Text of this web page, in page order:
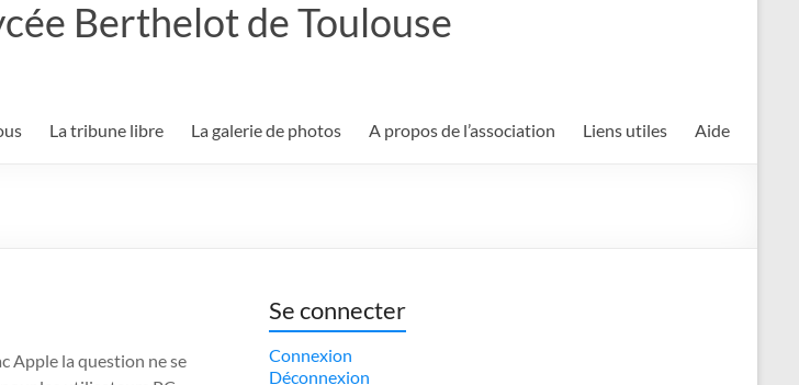
Berthelot de Toulouse
La tribune libre La galerie de photos A propos de l’association Liens utiles Aide
Apple la question ne se
Se connecter
Connexion
Déconnexion